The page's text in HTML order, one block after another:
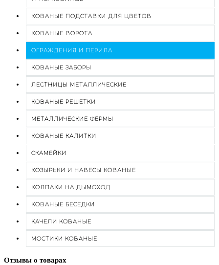
КОВАНЫЕ ПОДСТАВКИ ДЛЯ ЦВЕТОВ
КОВАНЫЕ ВОРОТА
ОГРАЖДЕНИЯ И ПЕРИЛА
КОВАНЫЕ ЗАБОРЫ
ЛЕСТНИЦЫ МЕТАЛЛИЧЕСКИЕ
КОВАНЫЕ РЕШЕТКИ
МЕТАЛЛИЧЕСКИЕ ФЕРМЫ
КОВАНЫЕ КАЛИТКИ
СКАМЕЙКИ
КОЗЫРЬКИ И НАВЕСЫ КОВАНЫЕ
КОЛПАКИ НА ДЫМОХОД
КОВАНЫЕ БЕСЕДКИ
КАЧЕЛИ КОВАНЫЕ
МОСТИКИ КОВАНЫЕ
Отзывы о товарах